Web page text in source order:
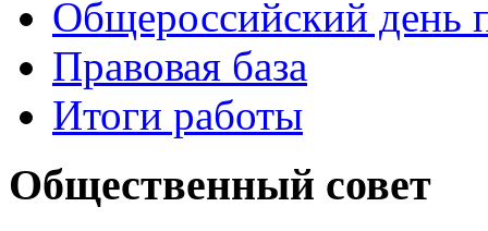
Общероссийский день
Правовая база
Итоги работы
Общественный совет